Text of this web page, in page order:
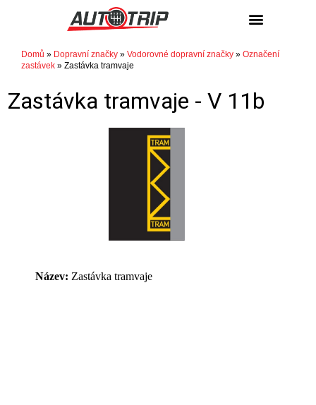
Domů » Dopravní značky » Vodorovné dopravní značky » Označení
zastávek » Zastávka tramvaje
Zastávka tramvaje - V 11b
Název: Zastávka tramvaje